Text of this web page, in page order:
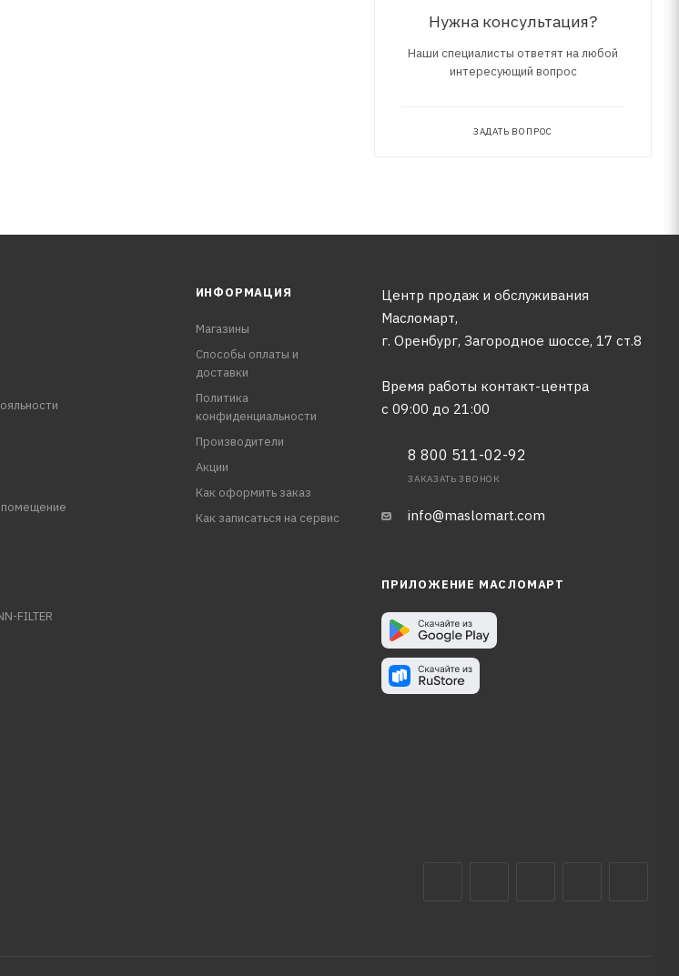
Нужна консультация?
Наши специалисты ответят на любой
интересующий вопрос
ЗАДАТЬ ВОПРОС
ИНФОРМАЦИЯ
Магазины
Способы оплаты и
доставки
Политика
конфиденциальности
Производители
Акции
Как оформить заказ
Как записаться на сервис
Центр продаж и обслуживания
Масломарт,
г. Оренбург, Загородное шоссе, 17 ст.8
Время работы контакт-центра
с 09:00 до 21:00
8 800 511-02-92
ЗАКАЗАТЬ ЗВОНОК
info@maslomart.com
FILTER
ПРИЛОЖЕНИЕ МАСЛОМАРТ